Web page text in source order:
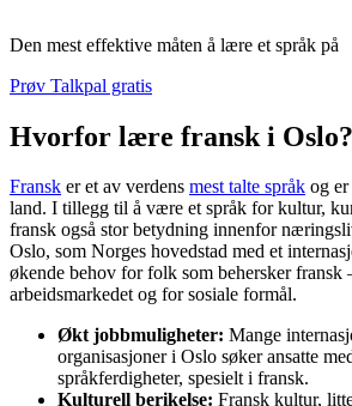
Den mest effektive måten å lære et språk på
Prøv Talkpal gratis
Hvorfor lære fransk i Oslo?
Fransk er et av verdens mest talte språk og
land. I tillegg til å være et språk for kultur,
fransk også stor betydning innenfor
Oslo, som Norges hovedstad med et
økende behov for folk som behersker fransk
arbeidsmarkedet og for sosiale formål.
Økt jobbmuligheter: Mange
organisasjoner i Oslo søker ansatte
språkferdigheter, spesielt i fransk.
Kulturell berikelse: Fransk kultur,